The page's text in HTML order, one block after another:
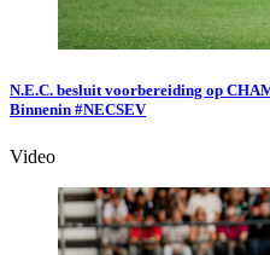
N.E.C. besluit voorbereiding op
Binnenin #NECSEV
Video